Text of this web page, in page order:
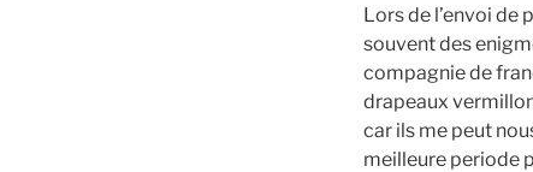
Lors de l’envoi
souvent des
compagnie de
drapeaux
car ils me peut
meilleure periode